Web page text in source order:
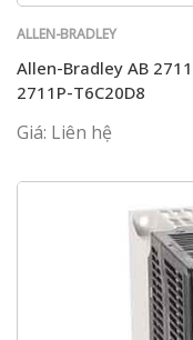
ALLEN-BRADLEY
Allen-Bradley AB
2711P-T6C20D8
Giá: Liên hệ